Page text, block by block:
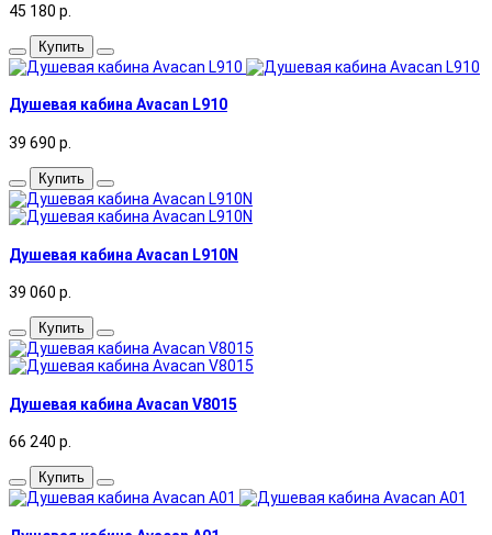
45 180 р.
Купить
Душевая кабина Avacan L910
39 690 р.
Купить
Душевая кабина Avacan L910N
39 060 р.
Купить
Душевая кабина Avacan V8015
66 240 р.
Купить